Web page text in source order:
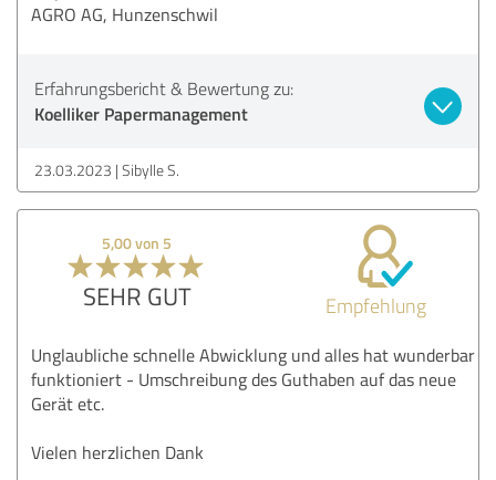
AGRO AG, Hunzenschwil
Erfahrungsbericht & Bewertung zu:
Koelliker Papermanagement
23.03.2023 Sibylle S.
5,00 von 5
SEHR GUT Empfehlung
Unglaubliche schnelle Abwicklung und alles hat wunderbar
funktioniert - Umschreibung des Guthaben auf das neue
Gerät etc.
Vielen herzlichen Dank